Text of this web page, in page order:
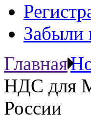
Забыли
Главная
НДС для
России